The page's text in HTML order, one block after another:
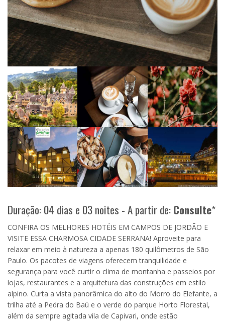
Duração: 04 dias e 03 noites - A partir de:Consulte*
CONFIRA OS MELHORES HOTÉIS EM CAMPOS DE JORDÃO E
VISITE ESSA CHARMOSA CIDADE SERRANA! Aproveite para
relaxar em meio à natureza a apenas 180 quilômetros de São
Paulo. Os pacotes de viagens oferecem tranquilidade e
segurança para você curtir o clima de montanha e passeios por
lojas, restaurantes e a arquitetura das construções em estilo
alpino. Curta a vista panorâmica do alto do Morro do Elefante, a
trilha até a Pedra do Baú e o verde do parque Horto Florestal,
além da sempre agitada vila de Capivari, onde estão